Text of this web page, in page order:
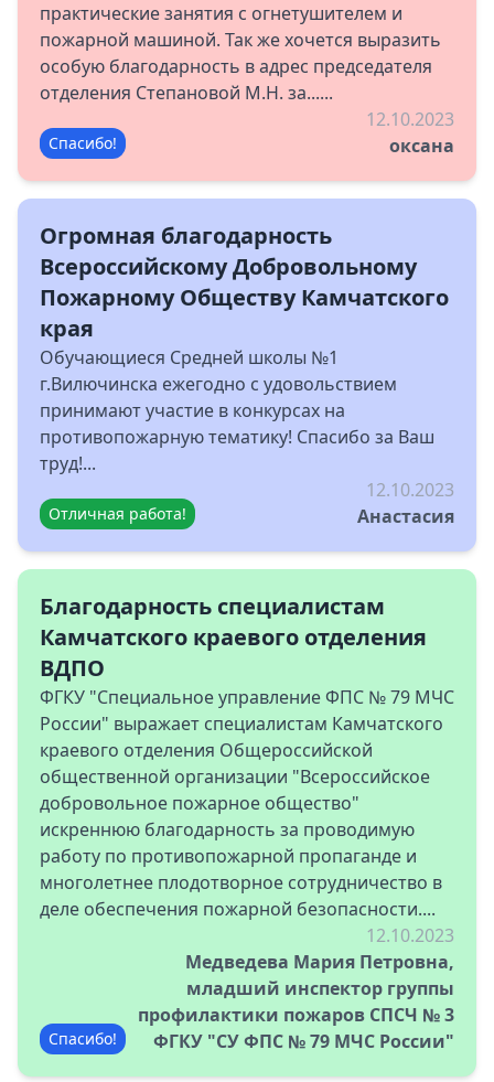
практические занятия с огнетушителем и
пожарной машиной. Так же хочется выразить
особую благодарность в адрес председателя
отделения Степановой М.Н. за......
Спасибо!
12.10.2023
оксана
Огромная благодарность
Всероссийскому Добровольному
Пожарному Обществу Камчатского
края
Обучающиеся Средней школы №1
г.Вилючинска ежегодно с удовольствием
принимают участие в конкурсах на
противопожарную тематику! Спасибо за Ваш
труд!...
Отличная работа!
12.10.2023
Анастасия
Благодарность специалистам
Камчатского краевого отделения
ВДПО
ФГКУ "Специальное управление ФПС № 79 МЧС
России" выражает специалистам Камчатского
краевого отделения Общероссийской
общественной организации "Всероссийское
добровольное пожарное общество"
искреннюю благодарность за проводимую
работу по противопожарной пропаганде и
многолетнее плодотворное сотрудничество в
деле обеспечения пожарной безопасности....
Спасибо!
12.10.2023
Медведева Мария Петровна,
младший инспектор группы
профилактики пожаров СПСЧ № 3
ФГКУ "СУ ФПС № 79 МЧС России"